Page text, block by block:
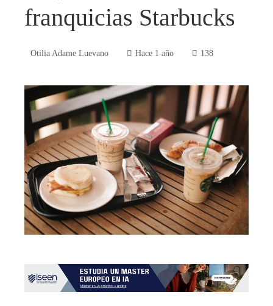
franquicias Starbucks
Otilia Adame Luevano Hace 1 año 138